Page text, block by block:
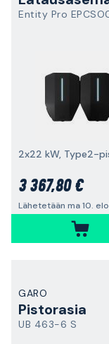
3 367,80 €
Lähetetään ma 10.
GARO
Pistorasia
UB 463-6 S